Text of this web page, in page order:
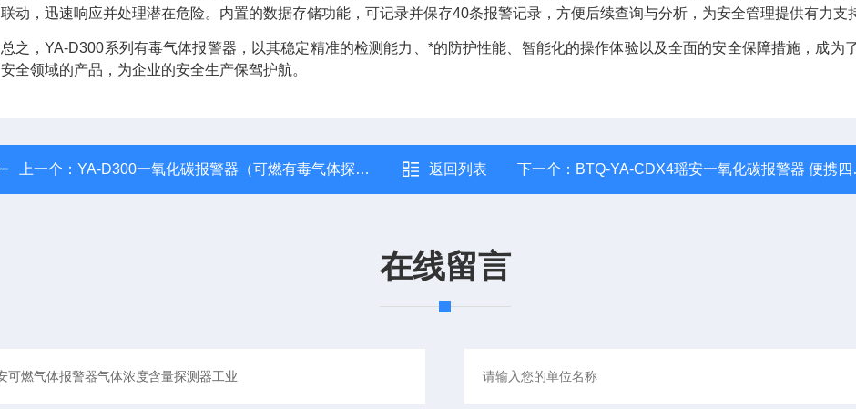
联动，迅速响应并处理潜在危险。内置的数据存储功能，可记录并保存40条报警记录，方便后续查询与分析，为安全管理提供有力支
总之，YA-D300系列有毒气体报警器，以其稳定精准的检测能力、*的防护性能、智能化的操作体验以及全面的安全保障措施，成为
安全领域的产品，为企业的安全生产保驾护航。
上一个： YA-D300一氧化碳报警器（可燃有毒气体探测器） 返回列表 下一个： BTQ-YA-CDX4瑶安一氧化碳报警器 便携四合一检测报警仪
在线留言